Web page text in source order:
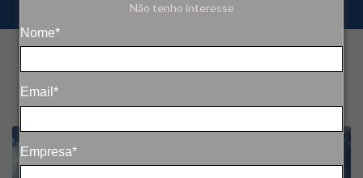
Não tenho interesse
Nome*
Email*
Empresa*